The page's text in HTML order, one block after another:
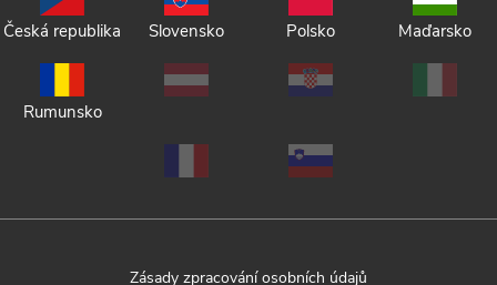
Česká republika Slovensko Polsko Maďarsko
Rumunsko
Zásady zpracování osobních údajů